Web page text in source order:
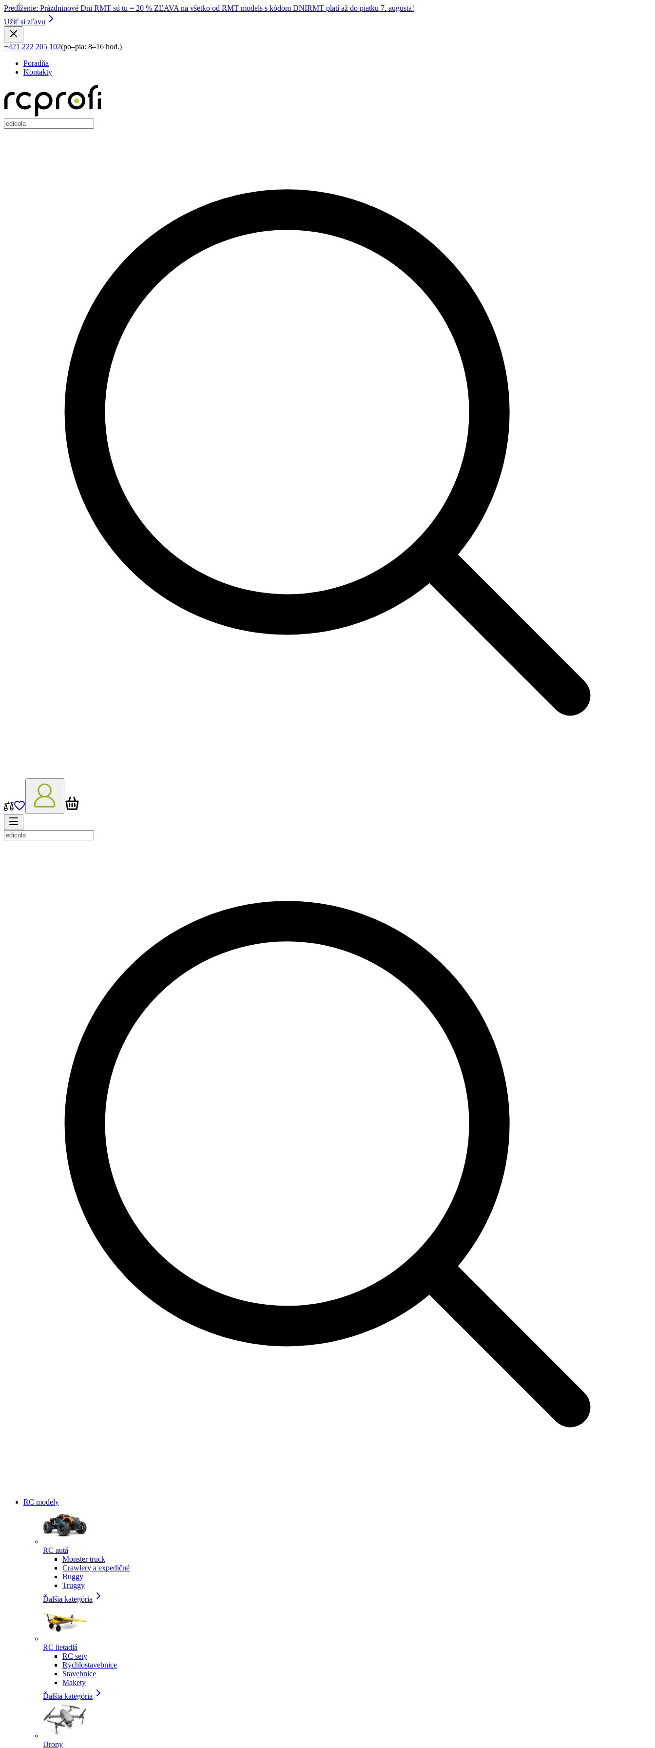
Predĺženie: Prázdninové Dni RMT sú tu = 20 % ZĽAVA na všetko od RMT models s kódom DNIRMT platí až do piatku 7. augusta!
Užiť si zľavu
+421 222 205 102(po–pia: 8–16 hod.)
Poradňa
Kontakty
RC modely
RC autá
Monster truck
Crawlery a expedičné
Buggy
Truggy
Ďalšia kategória
RC lietadlá
RC sety
Rýchlostavebnice
Stavebnice
Makety
Ďalšia kategória
Drony